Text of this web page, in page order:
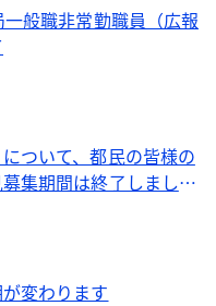
般職非常勤職員（広報
ついて、都民の皆様の
集期間は終了しまし
変わります